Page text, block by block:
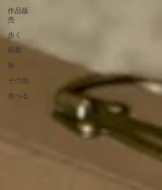
作品販
売
歩く
掲載
旅
その他
食べる